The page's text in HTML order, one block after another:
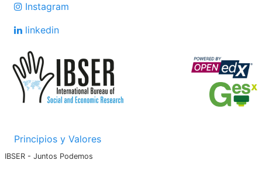
Instagram
linkedin
Principios y Valores
IBSER - Juntos Podemos